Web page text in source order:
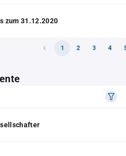
zum 31.12.2020
1 2 3 4